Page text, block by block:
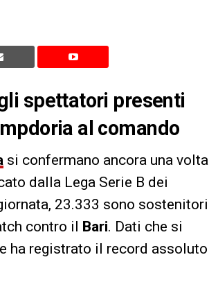
spettatori presenti
al comando
si confermano ancora una volta
dalla Lega Serie B dei
23.333 sono sostenitori
contro il Bari. Dati che si
ha registrato il record assoluto